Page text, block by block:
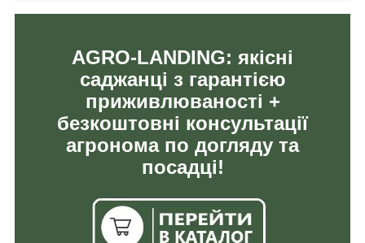
AGRO-LANDING: якісні
саджанці з гарантією
приживлюваності +
безкоштовні консультації
агронома по догляду та
посадці!